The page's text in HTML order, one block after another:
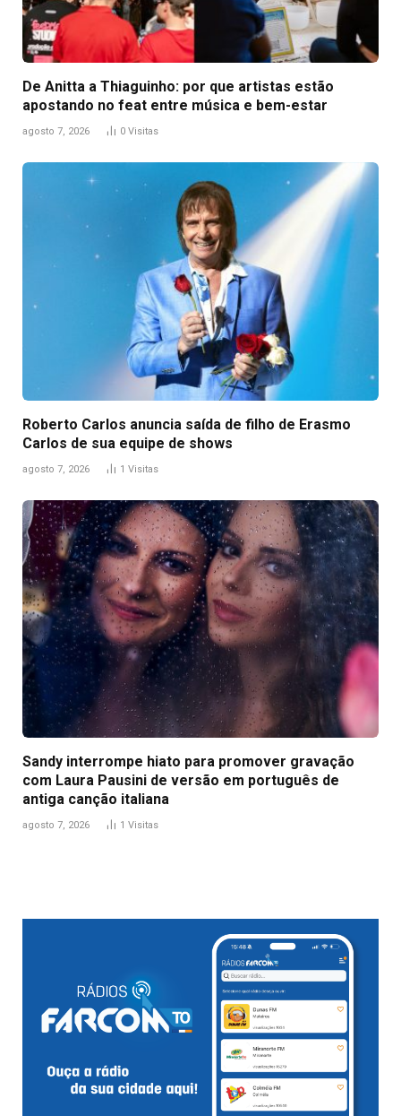
De Anitta a Thiaguinho: por que artistas estão
apostando no feat entre música e bem-estar
agosto 7, 2026 0 Visitas
Roberto Carlos anuncia saída de filho de Erasmo
Carlos de sua equipe de shows
agosto 7, 2026 1 Visitas
Sandy interrompe hiato para promover gravação
com Laura Pausini de versão em português de
antiga canção italiana
agosto 7, 2026 1 Visitas